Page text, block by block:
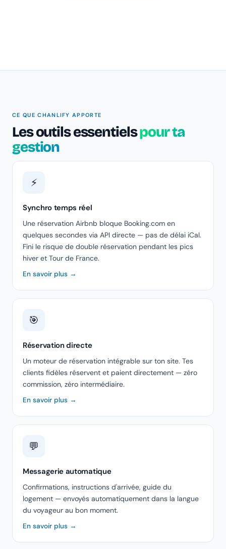
CE QUE CHANLIFY APPORTE
Les outils essentielspour ta
gestion
⚡
Synchro temps réel
Une réservation Airbnb bloque Booking.com en
quelques secondes via API directe — pas de délai iCal.
Fini le risque de double réservation pendant les pics
hiver et Tour de France.
En savoir plus →
🎯
Réservation directe
Un moteur de réservation intégrable sur ton site. Tes
clients fidèles réservent et paient directement — zéro
commission, zéro intermédiaire.
En savoir plus →
💬
Messagerie automatique
Confirmations, instructions d'arrivée, guide du
logement — envoyés automatiquement dans la langue
du voyageur au bon moment.
En savoir plus →